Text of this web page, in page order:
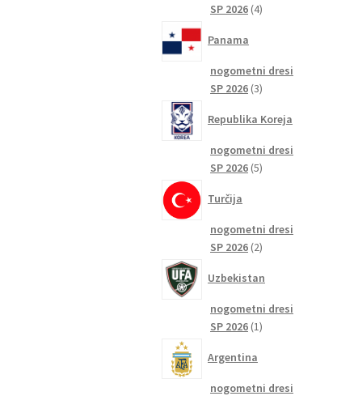
SP 2026 44
Panama
nogometni dresi
SP 2026 33
Republika Koreja
nogometni dresi
SP 2026 55
Turčija
nogometni dresi
SP 2026 22
Uzbekistan
nogometni dresi
SP 2026 11
Argentina
nogometni dresi